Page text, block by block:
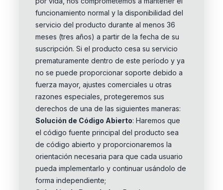
funcionamiento normal y la disponibilidad del
servicio del producto durante al menos 36
meses (tres años) a partir de la fecha de su
suscripción. Si el producto cesa su servicio
prematuramente dentro de este período y ya
no se puede proporcionar soporte debido a
fuerza mayor, ajustes comerciales u otras
razones especiales, protegeremos sus
derechos de una de las siguientes maneras:
Solución de Código Abierto: Haremos que
el código fuente principal del producto sea
de código abierto y proporcionaremos la
orientación necesaria para que cada usuario
pueda implementarlo y continuar usándolo de
forma independiente;